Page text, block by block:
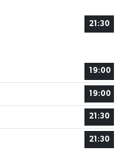
21:30
19:00
19:00
21:30
21:30